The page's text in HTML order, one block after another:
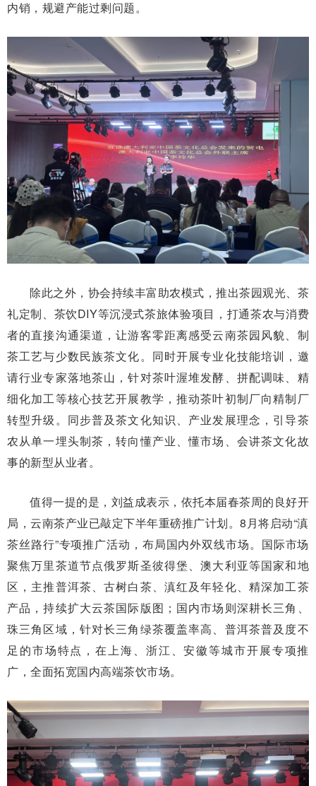
内销，规避产能过剩问题。
除此之外，协会持续丰富助农模式，推出茶园观光、茶
礼定制、茶饮DIY等沉浸式茶旅体验项目，打通茶农与消费
者的直接沟通渠道，让游客零距离感受云南茶园风貌、制
茶工艺与少数民族茶文化。同时开展专业化技能培训，邀
请行业专家落地茶山，针对茶叶渥堆发酵、拼配调味、精
细化加工等核心技艺开展教学，推动茶叶初制厂向精制厂
转型升级。同步普及茶文化知识、产业发展理念，引导茶
农从单一埋头制茶，转向懂产业、懂市场、会讲茶文化故
事的新型从业者。
值得一提的是，刘益成表示，依托本届春茶周的良好开
局，云南茶产业已敲定下半年重磅推广计划。8月将启动“滇
茶丝路行”专项推广活动，布局国内外双线市场。国际市场
聚焦万里茶道节点俄罗斯圣彼得堡、澳大利亚等国家和地
区，主推普洱茶、古树白茶、滇红及年轻化、精深加工茶
产品，持续扩大云茶国际版图；国内市场则深耕长三角、
珠三角区域，针对长三角绿茶覆盖率高、普洱茶普及度不
足的市场特点，在上海、浙江、安徽等城市开展专项推
广，全面拓宽国内高端茶饮市场。